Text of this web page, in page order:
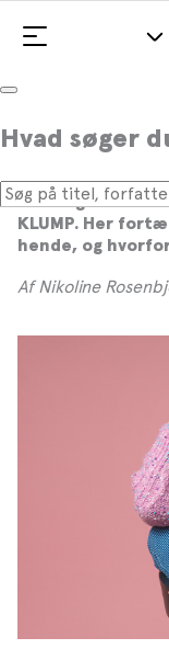
Hvad søger
Katinka
Katinka
komponist og
Band og
KLUMP. Her
hende, og
Af Nikoline